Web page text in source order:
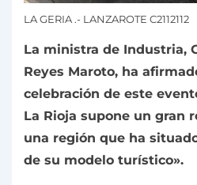
LA GERIA .- LANZAROTE C2112112
La ministra de Industria,
Reyes Maroto, ha
celebración de este
La Rioja supone un gran
una región que ha
de su modelo turístico».